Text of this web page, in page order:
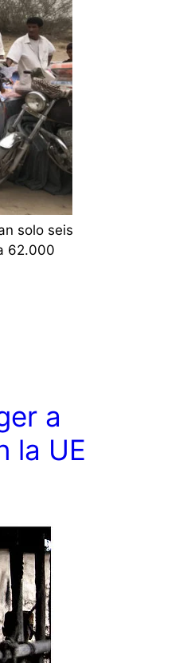
solo seis
62.000
a
la UE